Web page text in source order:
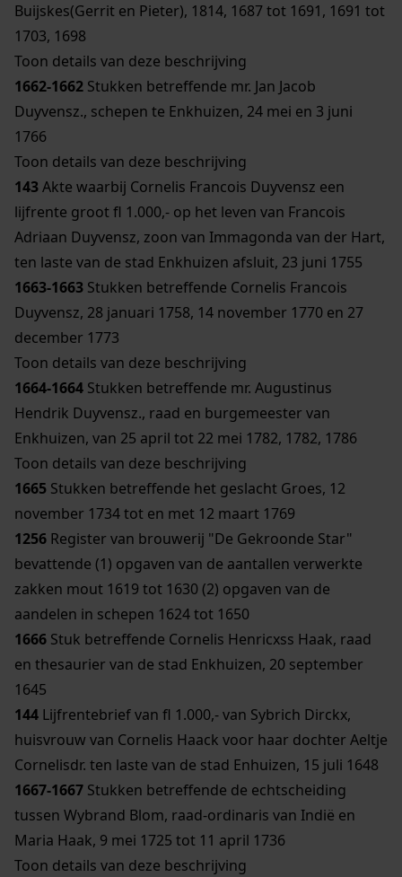
Buijskes(Gerrit en Pieter), 1814, 1687 tot 1691, 1691 tot
1703, 1698
Toon details van deze beschrijving
1662-1662 Stukken betreffende mr. Jan Jacob
Duyvensz., schepen te Enkhuizen, 24 mei en 3 juni
1766
Toon details van deze beschrijving
143Akte waarbij Cornelis Francois Duyvensz een
lijfrente groot fl 1.000,- op het leven van Francois
Adriaan Duyvensz, zoon van Immagonda van der Hart,
ten laste van de stad Enkhuizen afsluit, 23 juni 1755
1663-1663 Stukken betreffende Cornelis Francois
Duyvensz, 28 januari 1758, 14 november 1770 en 27
december 1773
Toon details van deze beschrijving
1664-1664 Stukken betreffende mr. Augustinus
Hendrik Duyvensz., raad en burgemeester van
Enkhuizen, van 25 april tot 22 mei 1782, 1782, 1786
Toon details van deze beschrijving
1665 Stukken betreffende het geslacht Groes, 12
november 1734 tot en met 12 maart 1769
1256 Register van brouwerij "De Gekroonde Star"
bevattende (1) opgaven van de aantallen verwerkte
zakken mout 1619 tot 1630 (2) opgaven van de
aandelen in schepen 1624 tot 1650
1666 Stuk betreffende Cornelis Henricxss Haak, raad
en thesaurier van de stad Enkhuizen, 20 september
1645
144 Lijfrentebrief van fl 1.000,- van Sybrich Dirckx,
huisvrouw van Cornelis Haack voor haar dochter Aeltje
Cornelisdr. ten laste van de stad Enhuizen, 15 juli 1648
1667-1667 Stukken betreffende de echtscheiding
tussen Wybrand Blom, raad-ordinaris van Indië en
Maria Haak, 9 mei 1725 tot 11 april 1736
Toon details van deze beschrijving